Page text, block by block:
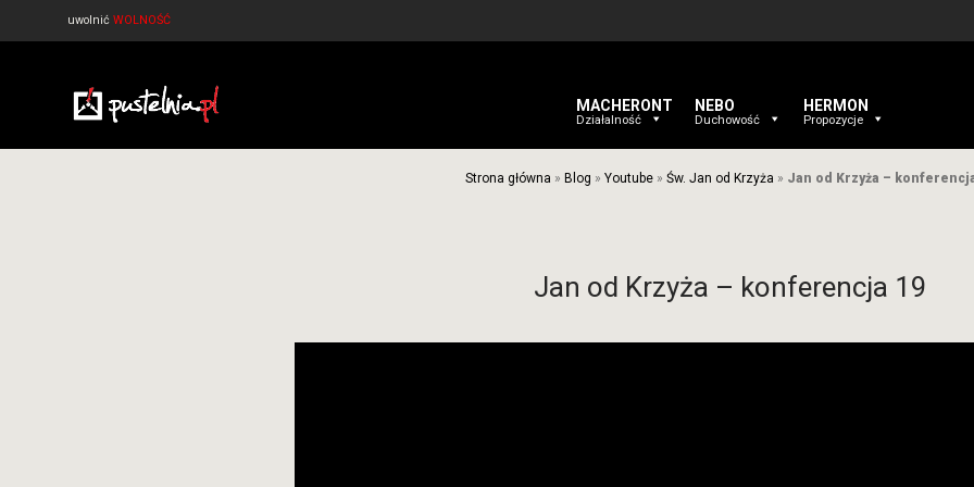
uwolnić WOLNOŚĆ
MACHERONT
Działalność
NEBO
Duchowość
HERMON
Propozycje
Strona główna » Blog » Youtube » Św. Jan od Krzyża » Jan od Krzyża –
Jan od Krzyża – konferencja 19